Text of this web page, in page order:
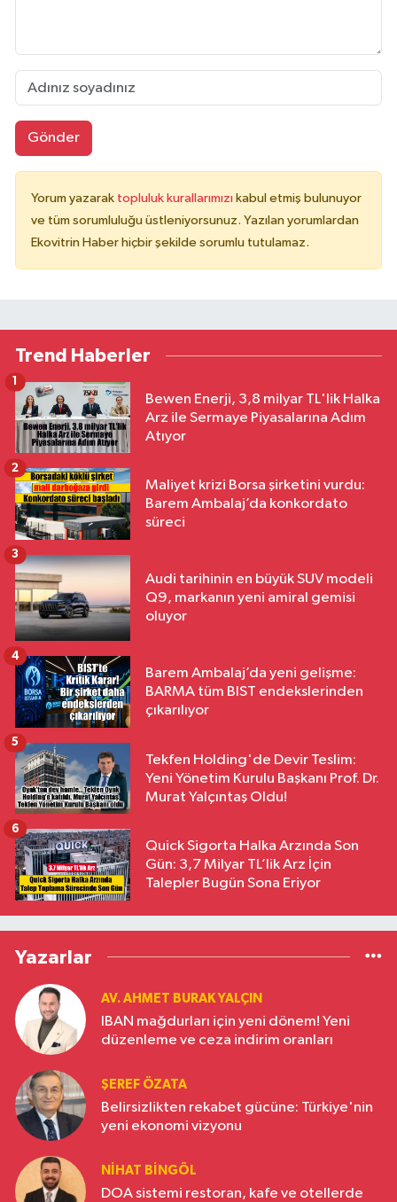
Gönder
Yorum yazarak topluluk kurallarımızı kabul etmiş bulunuyor
ve tüm sorumluluğu üstleniyorsunuz. Yazılan yorumlardan
Ekovitrin Haber hiçbir şekilde sorumlu tutulamaz.
Trend Haberler
Bewen Enerji, 3,8 milyar TL'lik Halka
Arz ile Sermaye Piyasalarına Adım
Atıyor
1
Maliyet krizi Borsa şirketini vurdu:
Barem Ambalaj’da konkordato
süreci
2
Audi tarihinin en büyük SUV modeli
Q9, markanın yeni amiral gemisi
oluyor
3
Barem Ambalaj’da yeni gelişme:
BARMA tüm BIST endekslerinden
çıkarılıyor
4
Tekfen Holding'de Devir Teslim:
Yeni Yönetim Kurulu Başkanı Prof. Dr.
Murat Yalçıntaş Oldu!
5
Quick Sigorta Halka Arzında Son
Gün: 3,7 Milyar TL’lik Arz İçin
Talepler Bugün Sona Eriyor
6
Yazarlar
AV. AHMET BURAK YALÇIN
IBAN mağdurları için yeni dönem! Yeni
düzenleme ve ceza indirim oranları
ŞEREF ÖZATA
Belirsizlikten rekabet gücüne: Türkiye'nin
yeni ekonomi vizyonu
NIHAT BINGÖL
DOA sistemi restoran, kafe ve otellerde